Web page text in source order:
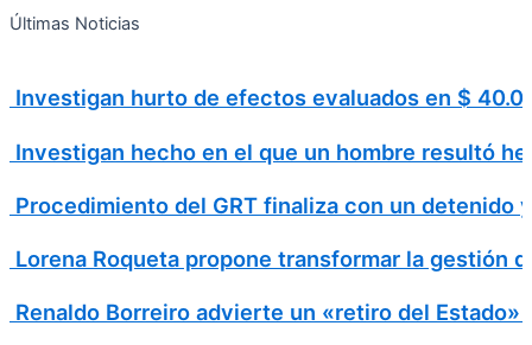
Ir
Últimas Noticias
Investigan hurto de efectos evaluados en $
Investigan hecho en el que un hombre resultó
Procedimiento del GRT finaliza con un detenido
Lorena Roqueta propone transformar la gestión
Renaldo Borreiro advierte un «retiro del
Search